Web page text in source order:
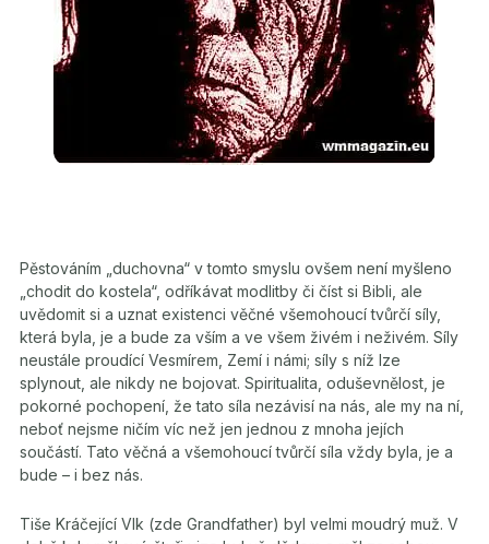
Pěstováním „duchovna“ v tomto smyslu ovšem není myšleno
„chodit do kostela“, odříkávat modlitby či číst si Bibli, ale
uvědomit si a uznat existenci věčné všemohoucí tvůrčí síly,
která byla, je a bude za vším a ve všem živém i neživém. Síly
neustále proudící Vesmírem, Zemí i námi; síly s níž lze
splynout, ale nikdy ne bojovat. Spiritualita, oduševnělost, je
pokorné pochopení, že tato síla nezávisí na nás, ale my na ní,
neboť nejsme ničím víc než jen jednou z mnoha jejích
součástí. Tato věčná a všemohoucí tvůrčí síla vždy byla, je a
bude – i bez nás.
Tiše Kráčející Vlk (zde Grandfather) byl velmi moudrý muž. V